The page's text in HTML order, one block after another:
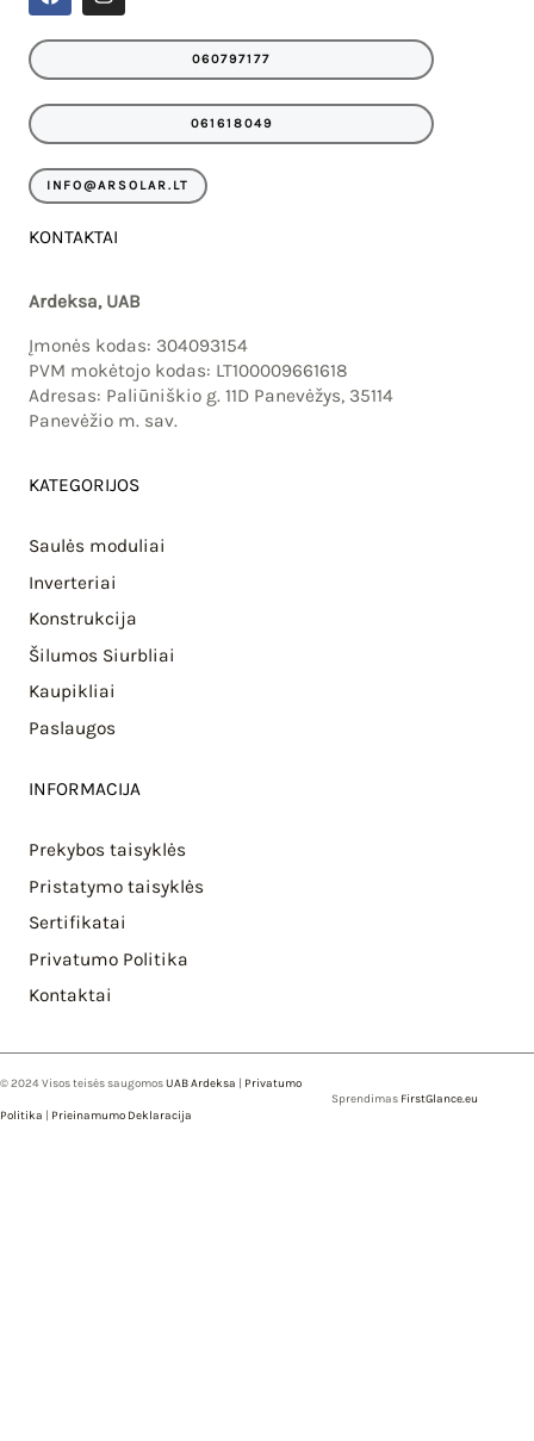
e
o
t
r
060797177
061618049
INFO@ARSOLAR.LT
KONTAKTAI
Ardeksa, UAB
Įmonės kodas: 304093154
PVM mokėtojo kodas: LT100009661618
Adresas: Paliūniškio g. 11D Panevėžys, 35114
Panevėžio m. sav.
KATEGORIJOS
Saulės moduliai
Inverteriai
Konstrukcija
Šilumos Siurbliai
Kaupikliai
Paslaugos
INFORMACIJA
Prekybos taisyklės
Pristatymo taisyklės
Sertifikatai
Privatumo Politika
Kontaktai
© 2024 Visos teisės saugomosUAB Ardeksa | Privatumo
Politika | Prieinamumo Deklaracija
Sprendimas FirstGlance.eu